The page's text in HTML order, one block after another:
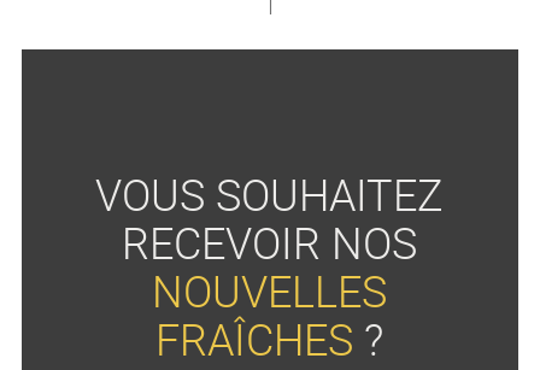
VOUS SOUHAITEZ
RECEVOIR NOS
NOUVELLES
FRAÎCHES ?